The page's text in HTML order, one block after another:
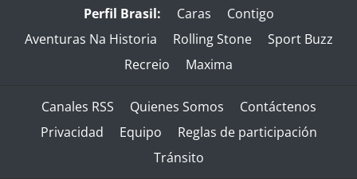
Perfil Brasil: Caras
Contigo
Aventuras Na Historia
Rolling Stone
Sport Buzz
Recreio
Maxima
Canales RSS Quienes Somos
Contáctenos
Privacidad
Equipo
Reglas de participación
Tránsito